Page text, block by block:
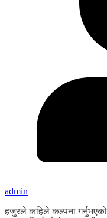
admin
हजुरले कहिले कल्पना